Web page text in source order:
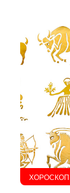
ХОРОСКОП